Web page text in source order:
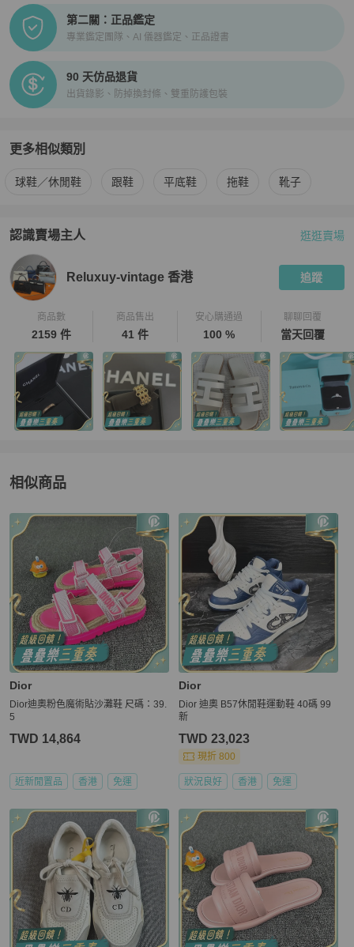
第二關：正品鑑定
專業鑑定團隊、AI 儀器鑑定、正品證書
90 天仿品退貨
出貨錄影、防掉換封條、雙重防護包裝
更多相似類別
更多Dior女鞋相似商品推薦
球鞋／休閒鞋 跟鞋 平底鞋 拖鞋 靴子
認識賣場主人
PopChill 拍拍圈嚴選賣家
逛逛賣場
Reluxuy-vintage 香港 追蹤
商品數
2159 件
商品售出
41 件
安心購通過
100 %
聊聊回覆
當天回覆
相似商品
更多相似Dior女鞋推薦精品
Dior
Dior迪奧粉色魔術貼沙灘鞋 尺碼：39.
5
TWD 14,864
近新閒置品 香港 免運
Dior
Dior 迪奧 B57休閒鞋運動鞋 40碼 99
新
TWD 23,023
現折 800
狀況良好 香港 免運